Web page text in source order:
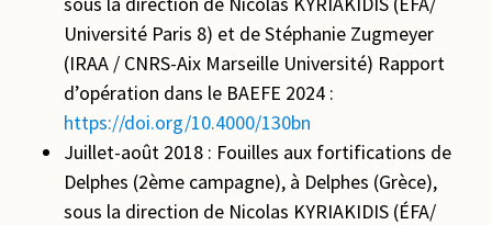
Université Paris 8) et de Stéphanie Zugmeyer
(IRAA / CNRS-Aix Marseille Université) Rapport
d’opération dans le BAEFE 2024 :
https://doi.org/10.4000/130bn
Juillet-août 2018 : Fouilles aux fortifications de
Delphes (2ème campagne), à Delphes (Grèce),
sous la direction de Nicolas KYRIAKIDIS (ÉFA/